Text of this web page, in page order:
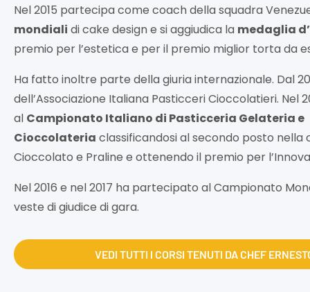
Nel 2015 partecipa come coach della squadra
mondiali di cake design e si aggiudica la medaglia
premio per l’estetica e per il premio miglior torta da
Ha fatto inoltre parte della giuria internazionale. Dal
dell’Associazione Italiana Pasticceri Cioccolatieri. Nel
al Campionato Italiano di Pasticceria Gelateria e
Cioccolateria classificandosi al secondo posto nella
Cioccolato e Praline e ottenendo il premio per
Nel 2016 e nel 2017 ha partecipato al Campionato
veste di giudice di gara.
VEDI TUTTI I CORSI TENUTI DA CHEF